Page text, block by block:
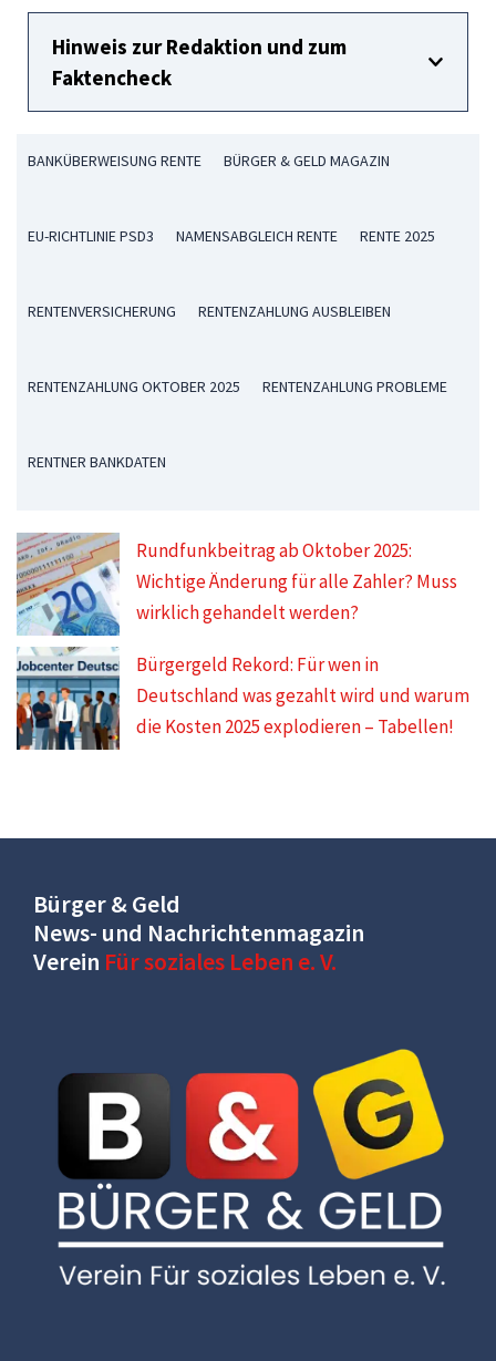
Hinweis zur Redaktion und zum
Faktencheck
BANKÜBERWEISUNG RENTE BÜRGER & GELD MAGAZIN
EU-RICHTLINIE PSD3 NAMENSABGLEICH RENTE RENTE 2025
RENTENVERSICHERUNG RENTENZAHLUNG AUSBLEIBEN
RENTENZAHLUNG OKTOBER 2025 RENTENZAHLUNG PROBLEME
RENTNER BANKDATEN
Rundfunkbeitrag ab Oktober 2025:
Wichtige Änderung für alle Zahler? Muss
wirklich gehandelt werden?
Bürgergeld Rekord: Für wen in
Deutschland was gezahlt wird und warum
die Kosten 2025 explodieren – Tabellen!
Bürger & Geld
News- und Nachrichtenmagazin
Verein Für soziales Leben e. V.